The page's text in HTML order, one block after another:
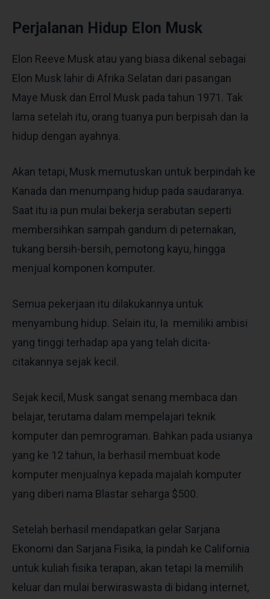
Perjalanan Hidup Elon Musk
Elon Reeve Musk atau yang biasa dikenal sebagai
Elon Musk lahir di Afrika Selatan dari pasangan
Maye Musk dan Errol Musk pada tahun 1971. Tak
lama setelah itu, orang tuanya pun berpisah dan Ia
hidup dengan ayahnya.
Akan tetapi, Musk memutuskan untuk berpindah ke
Kanada dan menumpang hidup pada saudaranya.
Saat itu ia pun mulai bekerja serabutan seperti
membersihkan sampah gandum di peternakan,
tukang bersih-bersih, pemotong kayu, hingga
menjual komponen komputer.
Semua pekerjaan itu dilakukannya untuk
menyambung hidup. Selain itu, Ia memiliki ambisi
yang tinggi terhadap apa yang telah dicita-
citakannya sejak kecil.
Sejak kecil, Musk sangat senang membaca dan
belajar, terutama dalam mempelajari teknik
komputer dan pemrograman. Bahkan pada usianya
yang ke 12 tahun, Ia berhasil membuat kode
komputer menjualnya kepada majalah komputer
yang diberi nama Blastar seharga $500.
Setelah berhasil mendapatkan gelar Sarjana
Ekonomi dan Sarjana Fisika, Ia pindah ke California
untuk kuliah fisika terapan, akan tetapi Ia memilih
keluar dan mulai berwiraswasta di bidang internet,